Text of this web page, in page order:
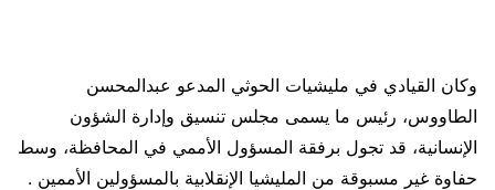
وكان القيادي في مليشيات الحوثي المدعو عبدالمحسن
الطاووس، رئيس ما يسمى مجلس تنسيق وإدارة الشؤون
الإنسانية، قد تجول برفقة المسؤول الأممي في المحافظة، وسط
حفاوة غير مسبوقة من المليشيا الإنقلابية بالمسؤولين الأممين .